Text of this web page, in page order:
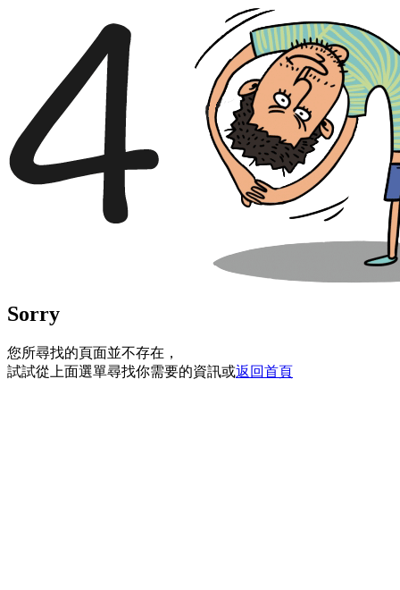
Sorry
您所尋找的頁面並不存在，
試試從上面選單尋找你需要的資訊或返回首頁